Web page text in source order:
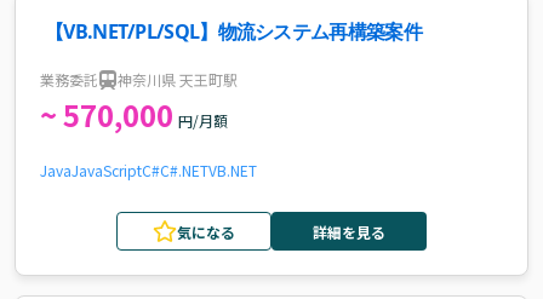
【VB.NET/PL/SQL】物流システム再構築案件
業務委託 神奈川県 天王町駅
~ 570,000 円/月額
JavaJavaScriptC#C#.NETVB.NET
気になる 詳細を見る